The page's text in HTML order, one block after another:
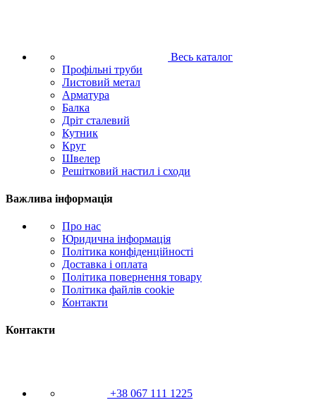
Весь каталог
Профільні труби
Листовий метал
Арматура
Балка
Дріт сталевий
Кутник
Круг
Швелер
Решітковий настил і сходи
Важлива інформація
Про нас
Юридична інформація
Політика конфіденційності
Доставка і оплата
Політика повернення товару
Політика файлів cookie
Контакти
Контакти
+38 067 111 1225